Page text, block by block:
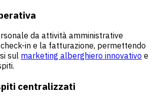
da attività amministrative
in e la fatturazione, permettendo
sul marketing alberghiero innovativo e
centralizzati